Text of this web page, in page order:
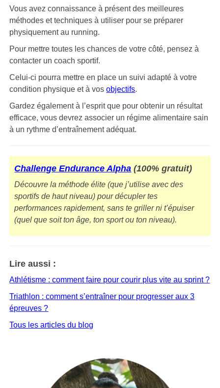
Vous avez connaissance à présent des meilleures
méthodes et techniques à utiliser pour se préparer
physiquement au running.
Pour mettre toutes les chances de votre côté, pensez à
contacter un coach sportif.
Celui-ci pourra mettre en place un suivi adapté à votre
condition physique et à vosobjectifs.
Gardez également à l’esprit que pour obtenir un résultat
efficace, vous devrez associer un régime alimentaire sain
à un rythme d’entraînement adéquat.
Challenge Endurance Alpha (100% gratuit)
Découvre la méthode élite (que j’utilise avec des
sportifs de haut niveau) pour décupler tes
performances rapidement, sans te griller ni t’épuiser
(quel que soit ton âge, ton sport ou ton niveau).
Lire aussi :
Athlétisme : comment faire pour courir plus vite au sprint ?
Triathlon : comment s’entraîner pour progresser aux 3
épreuves ?
Tous les articles du blog